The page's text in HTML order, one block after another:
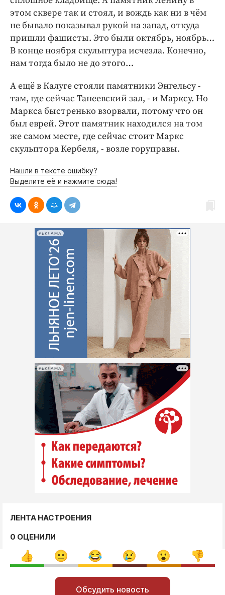
этом сквере так и стоял, и вождь как ни в чём
не бывало показывал рукой на запад, откуда
пришли фашисты. Это были октябрь, ноябрь…
В конце ноября скульптура исчезла. Конечно,
нам тогда было не до этого…
А ещё в Калуге стояли памятники Энгельсу -
там, где сейчас Танеевский зал, - и Марксу. Но
Маркса быстренько взорвали, потому что он
был еврей. Этот памятник находился на том
же самом месте, где сейчас стоит Маркс
скульптора Кербеля, - возле горуправы.
Нашли в тексте ошибку?
Выделите её и нажмите сюда!
РЕКЛАМА
РЕКЛАМА
ЛЕНТА НАСТРОЕНИЯ
0 ОЦЕНИЛИ
Обсудить новость